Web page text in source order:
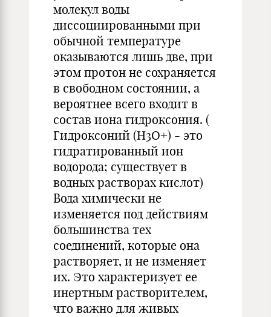
молекул воды
диссоциированными при
обычной температуре
оказываются лишь две, при
этом протон не сохраняется
в свободном состоянии, а
вероятнее всего входит в
состав иона гидроксония. (
Гидроксоний (Н3О+) - это
гидратированный ион
водорода; существует в
водных растворах кислот)
Вода химически не
изменяется под действиям
большинства тех
соединений, которые она
растворяет, и не изменяет
их. Это характеризует ее
инертным растворителем,
что важно для живых